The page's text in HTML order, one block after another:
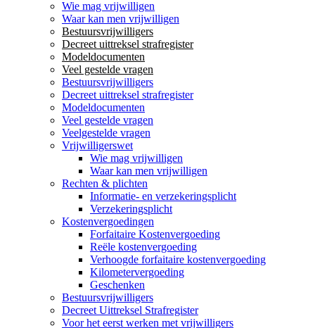
Wie mag vrijwilligen
Waar kan men vrijwilligen
Bestuursvrijwilligers
Decreet uittreksel strafregister
Modeldocumenten
Veel gestelde vragen
Bestuursvrijwilligers
Decreet uittreksel strafregister
Modeldocumenten
Veel gestelde vragen
Veelgestelde vragen
Vrijwilligerswet
Wie mag vrijwilligen
Waar kan men vrijwilligen
Rechten & plichten
Informatie- en verzekeringsplicht
Verzekeringsplicht
Kostenvergoedingen
Forfaitaire Kostenvergoeding
Reële kostenvergoeding
Verhoogde forfaitaire kostenvergoeding
Kilometervergoeding
Geschenken
Bestuursvrijwilligers
Decreet Uittreksel Strafregister
Voor het eerst werken met vrijwilligers